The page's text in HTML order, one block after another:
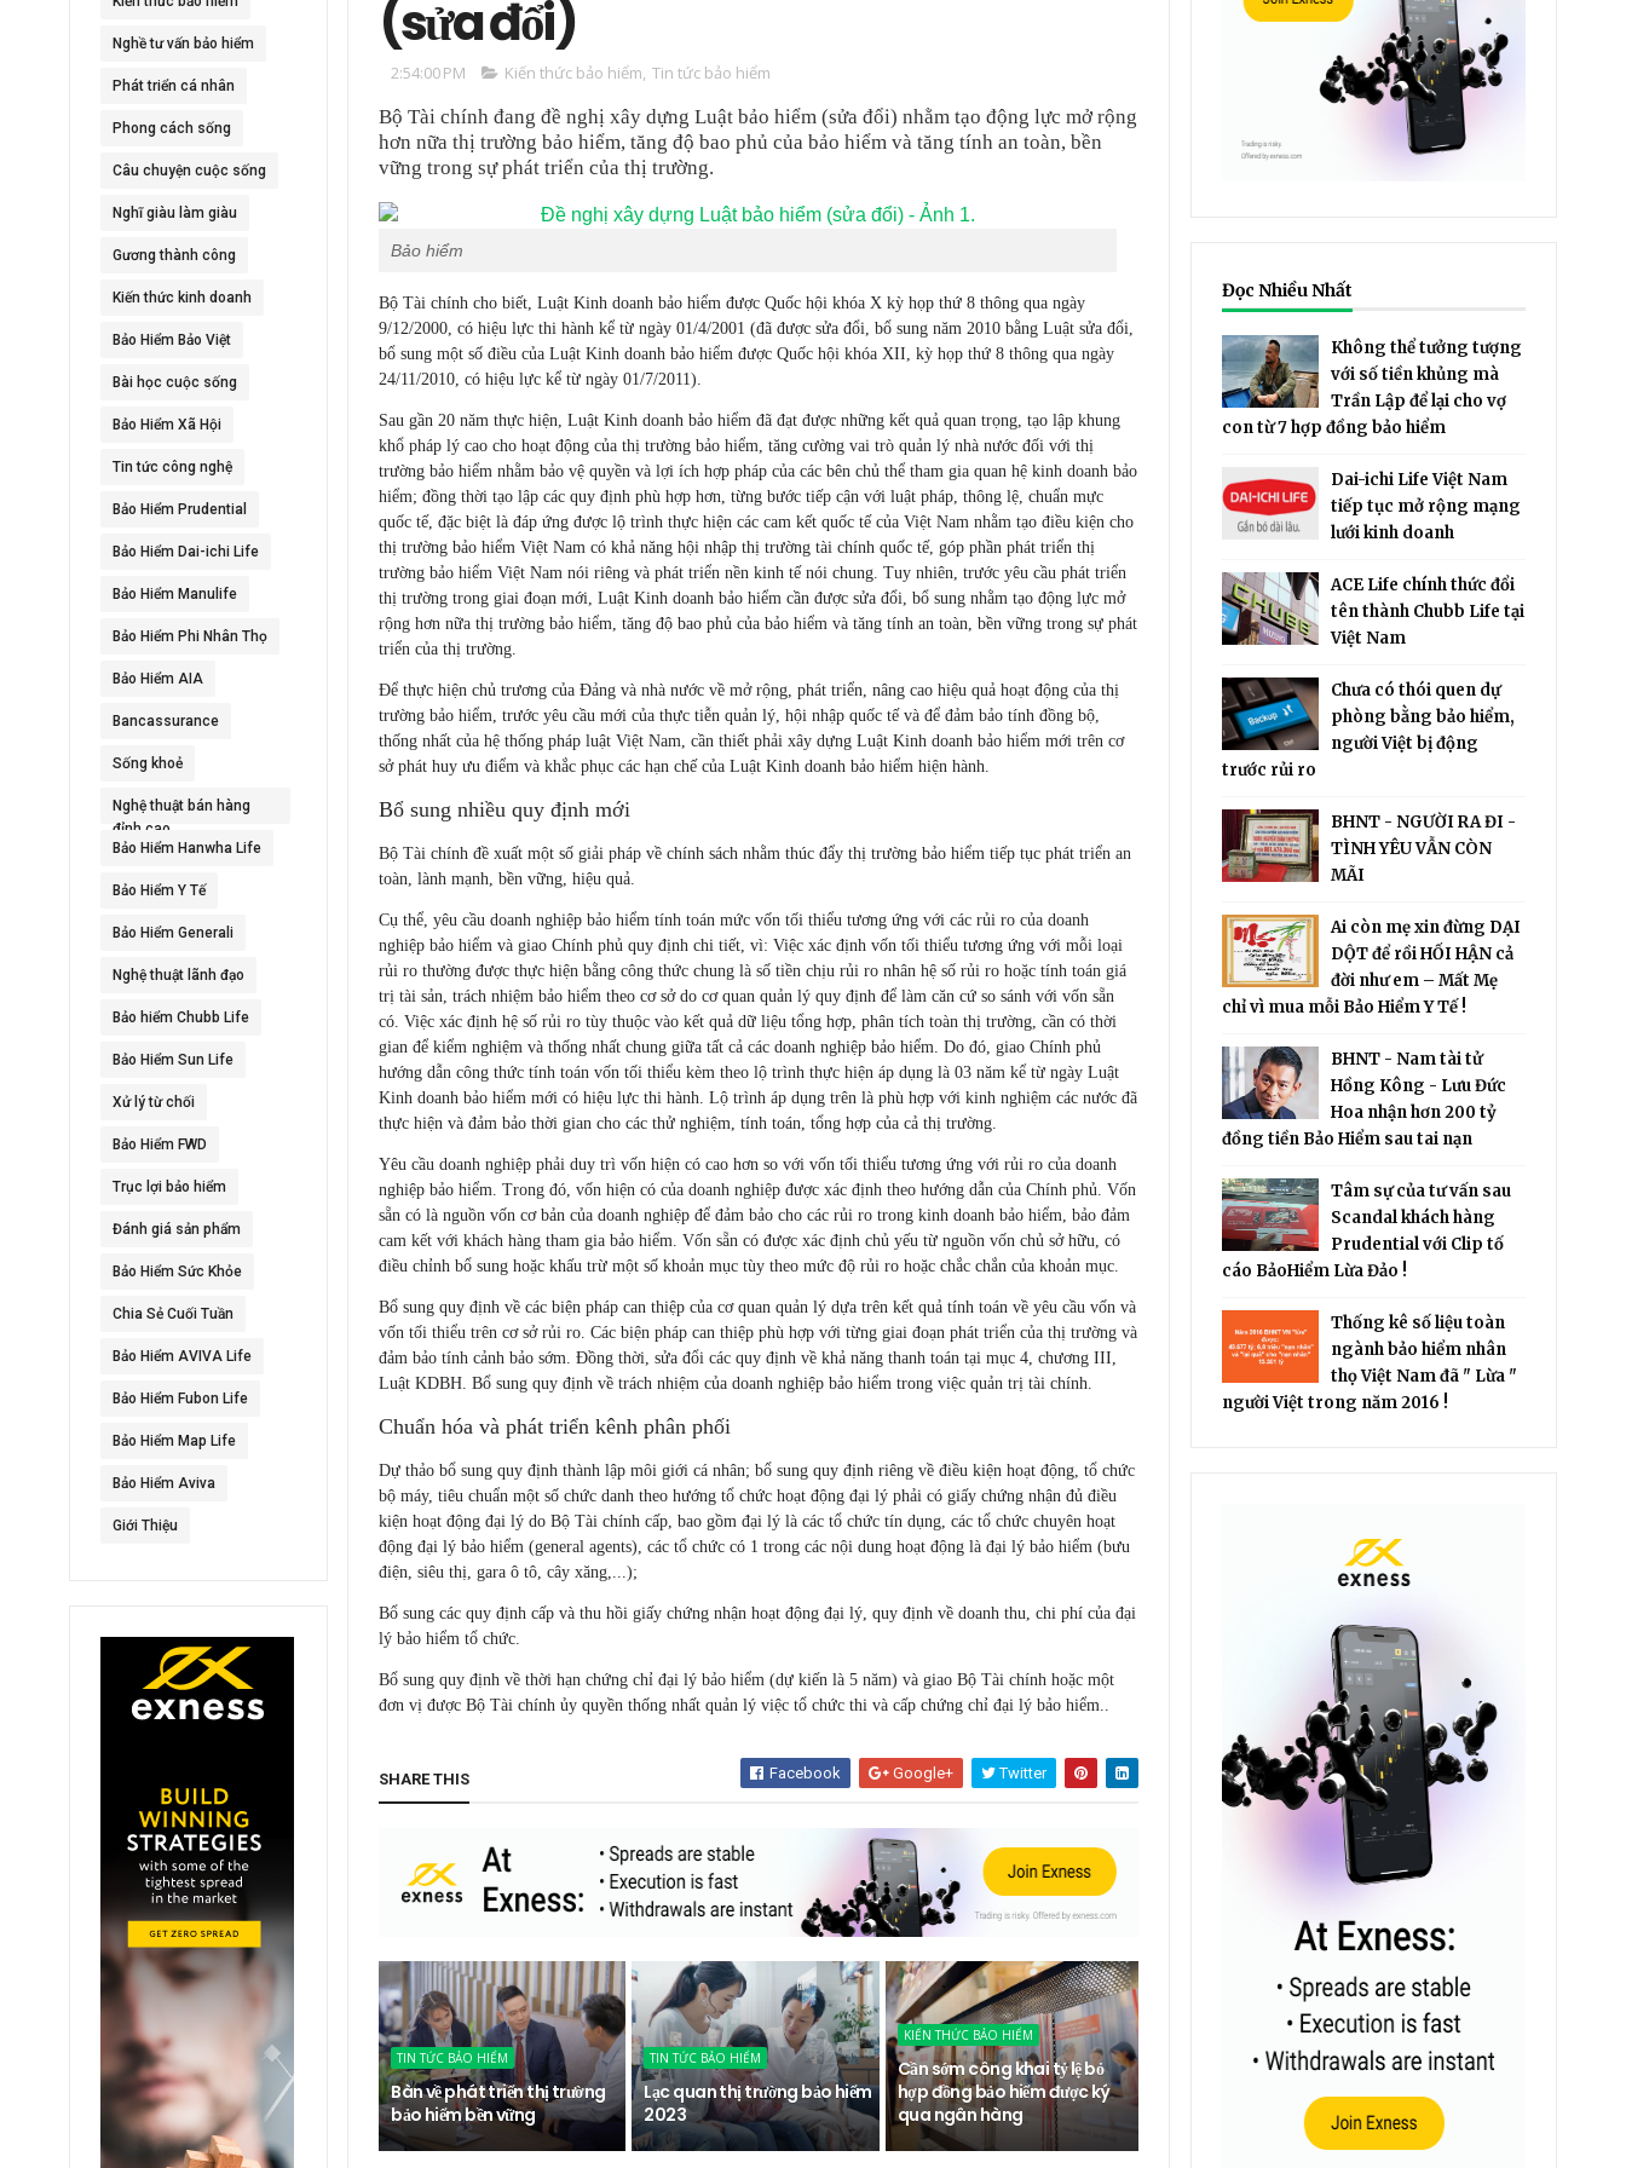
Nghề tư vấn bảo hiểm
Phát triển cá nhân
Phong cách sống
Câu chuyện cuộc sống
Nghĩ giàu làm giàu
Gương thành công
Kiến thức kinh doanh
Bảo Hiểm Bảo Việt
Bài học cuộc sống
Bảo Hiểm Xã Hội
Tin tức công nghệ
Bảo Hiểm Prudential
Bảo Hiểm Dai-ichi Life
Bảo Hiểm Manulife
Bảo Hiểm Phi Nhân Thọ
Bảo Hiểm AIA
Bancassurance
Sống khoẻ
Nghệ thuật bán hàng
đỉnh cao
Bảo Hiểm Hanwha Life
Bảo Hiểm Y Tế
Bảo Hiểm Generali
Nghệ thuật lãnh đạo
Bảo hiểm Chubb Life
Bảo Hiểm Sun Life
Xử lý từ chối
Bảo Hiểm FWD
Trục lợi bảo hiểm
Đánh giá sản phẩm
Bảo Hiểm Sức Khỏe
Chia Sẻ Cuối Tuần
Bảo Hiểm AVIVA Life
Bảo Hiểm Fubon Life
Bảo Hiểm Map Life
Bảo Hiểm Aviva
Giới Thiệu
(sửa đổi)
2:54:00 PM Kiến thức bảo hiểm, Tin tức bảo hiểm
Bộ Tài chính đang đề nghị xây dựng Luật bảo hiểm (sửa đổi) nhằm tạo động lực mở rộng
hơn nữa thị trường bảo hiểm, tăng độ bao phủ của bảo hiểm và tăng tính an toàn, bền
vững trong sự phát triển của thị trường.
Bảo hiểm
Bộ Tài chính cho biết, Luật Kinh doanh bảo hiểm được Quốc hội khóa X kỳ họp thứ 8 thông qua ngày
9/12/2000, có hiệu lực thi hành kể từ ngày 01/4/2001 (đã được sửa đổi, bổ sung năm 2010 bằng Luật sửa đổi,
bổ sung một số điều của Luật Kinh doanh bảo hiểm được Quốc hội khóa XII, kỳ họp thứ 8 thông qua ngày
24/11/2010, có hiệu lực kể từ ngày 01/7/2011).
Sau gần 20 năm thực hiện, Luật Kinh doanh bảo hiểm đã đạt được những kết quả quan trọng, tạo lập khung
khổ pháp lý cao cho hoạt động của thị trường bảo hiểm, tăng cường vai trò quản lý nhà nước đối với thị
trường bảo hiểm nhằm bảo vệ quyền và lợi ích hợp pháp của các bên chủ thể tham gia quan hệ kinh doanh bảo
hiểm; đồng thời tạo lập các quy định phù hợp hơn, từng bước tiếp cận với luật pháp, thông lệ, chuẩn mực
quốc tế, đặc biệt là đáp ứng được lộ trình thực hiện các cam kết quốc tế của Việt Nam nhằm tạo điều kiện cho
thị trường bảo hiểm Việt Nam có khả năng hội nhập thị trường tài chính quốc tế, góp phần phát triển thị
trường bảo hiểm Việt Nam nói riêng và phát triển nền kinh tế nói chung. Tuy nhiên, trước yêu cầu phát triển
thị trường trong giai đoạn mới, Luật Kinh doanh bảo hiểm cần được sửa đổi, bổ sung nhằm tạo động lực mở
rộng hơn nữa thị trường bảo hiểm, tăng độ bao phủ của bảo hiểm và tăng tính an toàn, bền vững trong sự phát
triển của thị trường.
Để thực hiện chủ trương của Đảng và nhà nước về mở rộng, phát triển, nâng cao hiệu quả hoạt động của thị
trường bảo hiểm, trước yêu cầu mới của thực tiễn quản lý, hội nhập quốc tế và để đảm bảo tính đồng bộ,
thống nhất của hệ thống pháp luật Việt Nam, cần thiết phải xây dựng Luật Kinh doanh bảo hiểm mới trên cơ
sở phát huy ưu điểm và khắc phục các hạn chế của Luật Kinh doanh bảo hiểm hiện hành.
Bổ sung nhiều quy định mới
Bộ Tài chính đề xuất một số giải pháp về chính sách nhằm thúc đẩy thị trường bảo hiểm tiếp tục phát triển an
toàn, lành mạnh, bền vững, hiệu quả.
Cụ thể, yêu cầu doanh nghiệp bảo hiểm tính toán mức vốn tối thiểu tương ứng với các rủi ro của doanh
nghiệp bảo hiểm và giao Chính phủ quy định chi tiết, vì: Việc xác định vốn tối thiểu tương ứng với mỗi loại
rủi ro thường được thực hiện bằng công thức chung là số tiền chịu rủi ro nhân hệ số rủi ro hoặc tính toán giá
trị tài sản, trách nhiệm bảo hiểm theo cơ sở do cơ quan quản lý quy định để làm căn cứ so sánh với vốn sẵn
có. Việc xác định hệ số rủi ro tùy thuộc vào kết quả dữ liệu tổng hợp, phân tích toàn thị trường, cần có thời
gian để kiểm nghiệm và thống nhất chung giữa tất cả các doanh nghiệp bảo hiểm. Do đó, giao Chính phủ
hướng dẫn công thức tính toán vốn tối thiểu kèm theo lộ trình thực hiện áp dụng là 03 năm kể từ ngày Luật
Kinh doanh bảo hiểm mới có hiệu lực thi hành. Lộ trình áp dụng trên là phù hợp với kinh nghiệm các nước đã
thực hiện và đảm bảo thời gian cho các thử nghiệm, tính toán, tổng hợp của cả thị trường.
Yêu cầu doanh nghiệp phải duy trì vốn hiện có cao hơn so với vốn tối thiểu tương ứng với rủi ro của doanh
nghiệp bảo hiểm. Trong đó, vốn hiện có của doanh nghiệp được xác định theo hướng dẫn của Chính phủ. Vốn
sẵn có là nguồn vốn cơ bản của doanh nghiệp để đảm bảo cho các rủi ro trong kinh doanh bảo hiểm, bảo đảm
cam kết với khách hàng tham gia bảo hiểm. Vốn sẵn có được xác định chủ yếu từ nguồn vốn chủ sở hữu, có
điều chỉnh bổ sung hoặc khấu trừ một số khoản mục tùy theo mức độ rủi ro hoặc chắc chắn của khoản mục.
Bổ sung quy định về các biện pháp can thiệp của cơ quan quản lý dựa trên kết quả tính toán về yêu cầu vốn và
vốn tối thiểu trên cơ sở rủi ro. Các biện pháp can thiệp phù hợp với từng giai đoạn phát triển của thị trường và
đảm bảo tính cảnh bảo sớm. Đồng thời, sửa đổi các quy định về khả năng thanh toán tại mục 4, chương III,
Luật KDBH. Bổ sung quy định về trách nhiệm của doanh nghiệp bảo hiểm trong việc quản trị tài chính.
Chuẩn hóa và phát triển kênh phân phối
Dự thảo bổ sung quy định thành lập môi giới cá nhân; bổ sung quy định riêng về điều kiện hoạt động, tổ chức
bộ máy, tiêu chuẩn một số chức danh theo hướng tổ chức hoạt động đại lý phải có giấy chứng nhận đủ điều
kiện hoạt động đại lý do Bộ Tài chính cấp, bao gồm đại lý là các tổ chức tín dụng, các tổ chức chuyên hoạt
động đại lý bảo hiểm (general agents), các tổ chức có 1 trong các nội dung hoạt động là đại lý bảo hiểm (bưu
điện, siêu thị, gara ô tô, cây xăng,...);
Bổ sung các quy định cấp và thu hồi giấy chứng nhận hoạt động đại lý, quy định về doanh thu, chi phí của đại
lý bảo hiểm tổ chức.
Bổ sung quy định về thời hạn chứng chỉ đại lý bảo hiểm (dự kiến là 5 năm) và giao Bộ Tài chính hoặc một
đơn vị được Bộ Tài chính ủy quyền thống nhất quản lý việc tổ chức thi và cấp chứng chỉ đại lý bảo hiểm..
SHARE THIS Facebook Google+ Twitter
TIN TỨC BẢO HIỂM
Bàn về phát triển thị trường
bảo hiểm bền vững
TIN TỨC BẢO HIỂM
Lạc quan thị trường bảo hiểm
2023
KIẾN THỨC BẢO HIỂM
Cần sớm công khai tỷ lệ bỏ
hợp đồng bảo hiểm được ký
qua ngân hàng
Đọc Nhiều Nhất
Không thể tưởng tượng
với số tiền khủng mà
Trần Lập để lại cho vợ
con từ 7 hợp đồng bảo hiểm
Dai-ichi Life Việt Nam
tiếp tục mở rộng mạng
lưới kinh doanh
ACE Life chính thức đổi
tên thành Chubb Life tại
Việt Nam
Chưa có thói quen dự
phòng bằng bảo hiểm,
người Việt bị động
trước rủi ro
BHNT - NGƯỜI RA ĐI -
TÌNH YÊU VẪN CÒN
MÃI
Ai còn mẹ xin đừng DẠI
DỘT để rồi HỐI HẬN cả
đời như em – Mất Mẹ
chỉ vì mua mỗi Bảo Hiểm Y Tế !
BHNT - Nam tài tử
Hồng Kông - Lưu Đức
Hoa nhận hơn 200 tỷ
đồng tiền Bảo Hiểm sau tai nạn
Tâm sự của tư vấn sau
Scandal khách hàng
Prudential với Clip tố
cáo BảoHiểm Lừa Đảo !
Thống kê số liệu toàn
ngành bảo hiểm nhân
thọ Việt Nam đã " Lừa "
người Việt trong năm 2016 !